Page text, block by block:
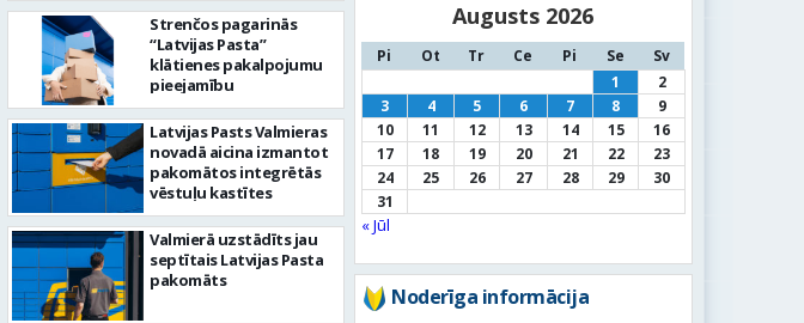
Strenčos pagarinās
“Latvijas Pasta”
klātienes pakalpojumu
pieejamību
Latvijas Pasts Valmieras
novadā aicina izmantot
pakomātos integrētās
vēstuļu kastītes
Valmierā uzstādīts jau
septītais Latvijas Pasta
pakomāts
Augusts 2026
Pi Ot Tr Ce Pi Se
Sv
1
2
3
4 5 6 7 8
9
10
11 12 13 14 15
16
17
18 19 20 21 22
23
24
25 26 27 28 29
30
31
« Jūl
Noderīga informācija